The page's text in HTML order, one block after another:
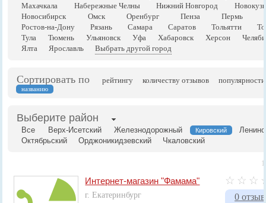
Махачкала
Набережные Челны Нижний Новгород
Новосибирск
Омск Оренбург Пенза Пермь
Ростов-на-Дону
Рязань Самара Саратов Тольятти
Тула
Тюмень Ульяновск Уфа Хабаровск Херсон
Ялта
Ярославль Выбрать другой город
Сортировать по рейтингу количеству отзывов популярности
названию
Выберите район
Все Верх-Исетский Железнодорожный Кировский
Октябрьский
Орджоникидзевский Чкаловский
0
Интернет-магазин "Фамама"
г. Екатеринбург